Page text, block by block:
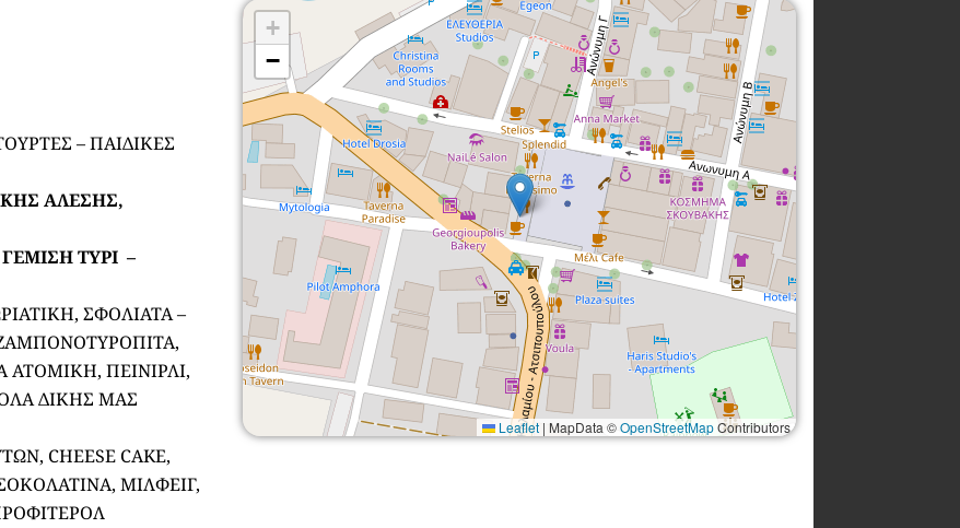
– ΠΑΙΔΙΚΕΣ
ΑΛΕΣΗΣ,
ΤΥΡΙ –
ΣΦΟΛΙΑΤΑ –
ΠΕΙΝΙΡΛΙ,
ΔΙΚΗΣ ΜΑΣ
CHEESE CAKE,
ΜΙΛΦΕΙΓ,
+
−
Leaflet | MapData ©OpenStreetMapContributors